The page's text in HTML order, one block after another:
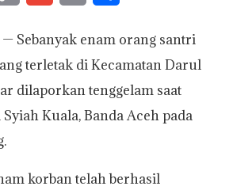
p
y
L
k
a
i
l
i
n
t
a
r
e
— Sebanyak enam orang santri
terletak di Kecamatan Darul
dilaporkan tenggelam saat
Kuala, Banda Aceh pada
korban telah berhasil